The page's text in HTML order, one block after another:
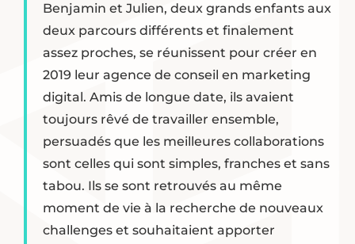
Benjamin et Julien, deux grands enfants aux
deux parcours différents et finalement
assez proches, se réunissent pour créer en
2019 leur agence de conseil en marketing
digital. Amis de longue date, ils avaient
toujours rêvé de travailler ensemble,
persuadés que les meilleures collaborations
sont celles qui sont simples, franches et sans
tabou. Ils se sont retrouvés au même
moment de vie à la recherche de nouveaux
challenges et souhaitaient apporter